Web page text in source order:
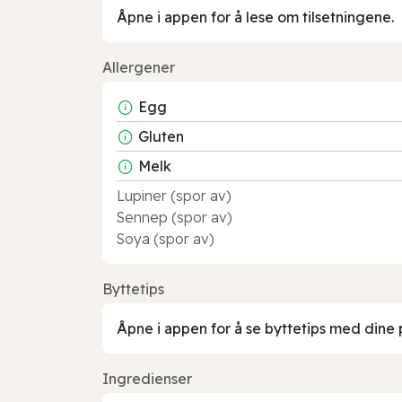
Åpne i appen for å lese om tilsetningene.
Allergener
Egg
Gluten
Melk
Lupiner (spor av)
Sennep (spor av)
Soya (spor av)
Byttetips
Åpne i appen for å se byttetips med dine
Ingredienser